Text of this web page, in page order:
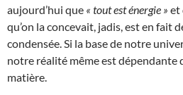
aujourd’hui que « tout est énergie » et
qu’on la concevait, jadis, est en fait
condensée. Si la base de notre
notre réalité même est dépendante
matière.